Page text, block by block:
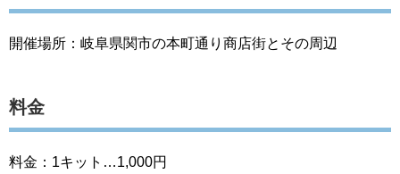
開催場所：岐阜県関市の本町通り商店街とその周辺
料金
料金：1キット…1,000円